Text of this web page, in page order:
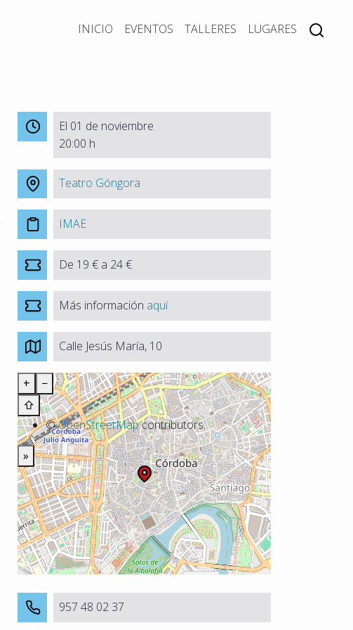
INICIO EVENTOS TALLERES LUGARES
El 01 de noviembre
20:00 h
Teatro Góngora
IMAE
De 19 € a 24 €
Más información aquí
Calle Jesús María, 10
+
−
⇧
©OpenStreetMapcontributors.
»
957 48 02 37